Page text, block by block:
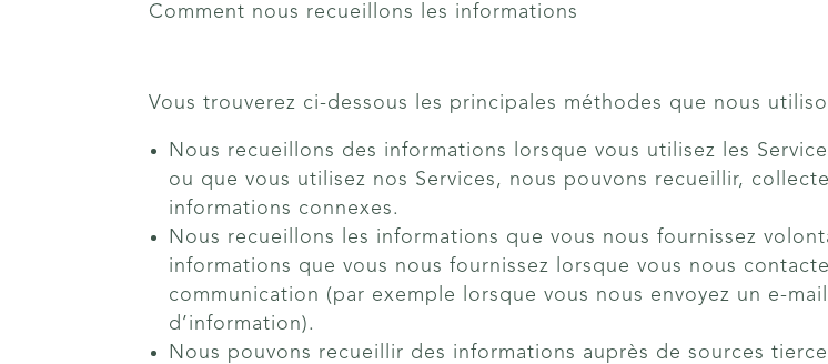
Comment nous recueillons les informations
Vous trouverez ci-dessous les principales méthodes que nous
Nous recueillons des informations lorsque vous utilisez les
ou que vous utilisez nos Services, nous pouvons recueillir,
informations connexes.
Nous recueillons les informations que vous nous fournissez
informations que vous nous fournissez lorsque vous nous
communication (par exemple lorsque vous nous envoyez un e-
d’information).
Nous pouvons recueillir des informations auprès de sources